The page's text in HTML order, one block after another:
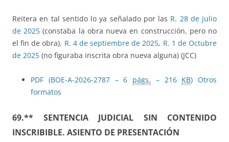
Reitera en tal sentido lo ya señalado por las R. 28 de julio
de 2025 (constaba la obra nueva en construcción, pero no
el fin de obra), R. 4 de septiembre de 2025, R. 1 de Octubre
de 2025 (no figuraba inscrita obra nueva alguna) (JCC)
PDF (BOE-A-2026-2787 – 6 págs. – 216 KB) Otros
formatos
69.** SENTENCIA JUDICIAL SIN CONTENIDO
INSCRIBIBLE. ASIENTO DE PRESENTACIÓN